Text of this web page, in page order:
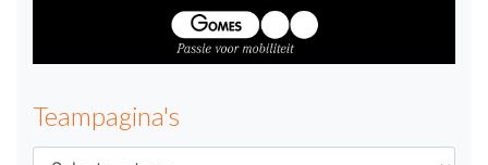
Teampagina's